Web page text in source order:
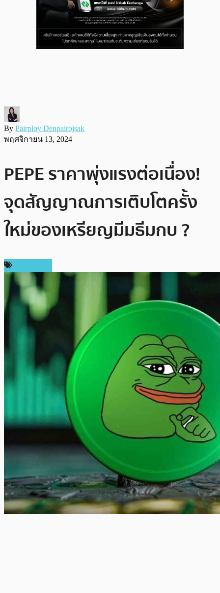
By Pairploy Denpairojsak
พฤศจิกายน 13, 2024
PEPE ราคาพุ่งแรงต่อเนื่อง!
จุดสัญญาณการเติบโตครั้ง
ใหม่ของเหรียญมีมธีมกบ ?